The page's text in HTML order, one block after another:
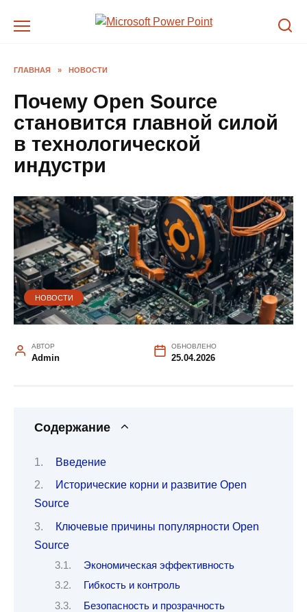
ГЛАВНАЯ » НОВОСТИ
Почему Open Source
становится главной силой
в технологической
индустри
НОВОСТИ
АВТОР
Admin
ОБНОВЛЕНО
25.04.2026
Содержание
Введение
Исторические корни и развитие Open
Source
Ключевые причины популярности Open
Source
Экономическая эффективность
Гибкость и контроль
Безопасность и прозрачность